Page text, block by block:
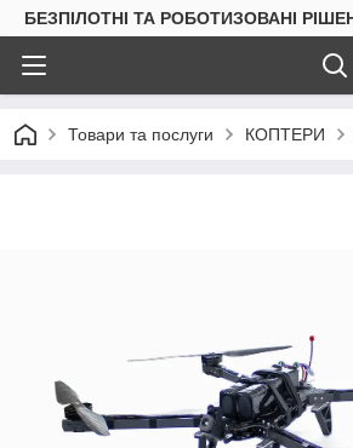
БЕЗПІЛОТНІ ТА РОБОТИЗОВАНІ
Товари та послуги КОПТЕРИ